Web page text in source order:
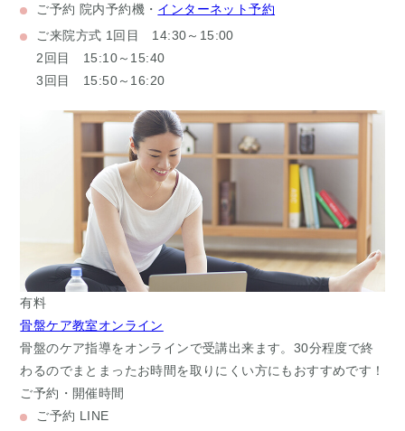
ご予約 院内予約機・ インターネット予約
ご来院方式 1回目 14:30～15:00
2回目 15:10～15:40
3回目 15:50～16:20
有料
骨盤ケア教室オンライン
骨盤のケア指導をオンラインで受講出来ます。30分程度で終
わるのでまとまったお時間を取りにくい方にもおすすめです！
ご予約・開催時間
ご予約 LINE